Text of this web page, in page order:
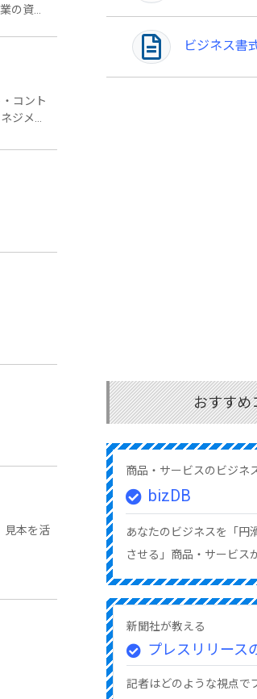
の資金
コント
ジメン
見本を活
ビジネス書
おすすめ
商品・サービスのビジネ
bizDB
あなたのビジネスを「円
させる」商品・サービス
新聞社が教える
プレスリリース
記者はどのような視点で